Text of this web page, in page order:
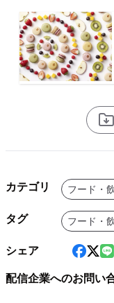
カテゴリ フード・
タグ フード・
シェア
配信企業へのお問い